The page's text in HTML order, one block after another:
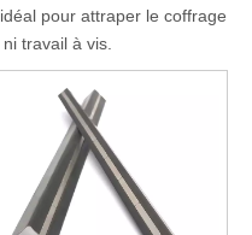
pour attraper le coffrage
travail à vis.